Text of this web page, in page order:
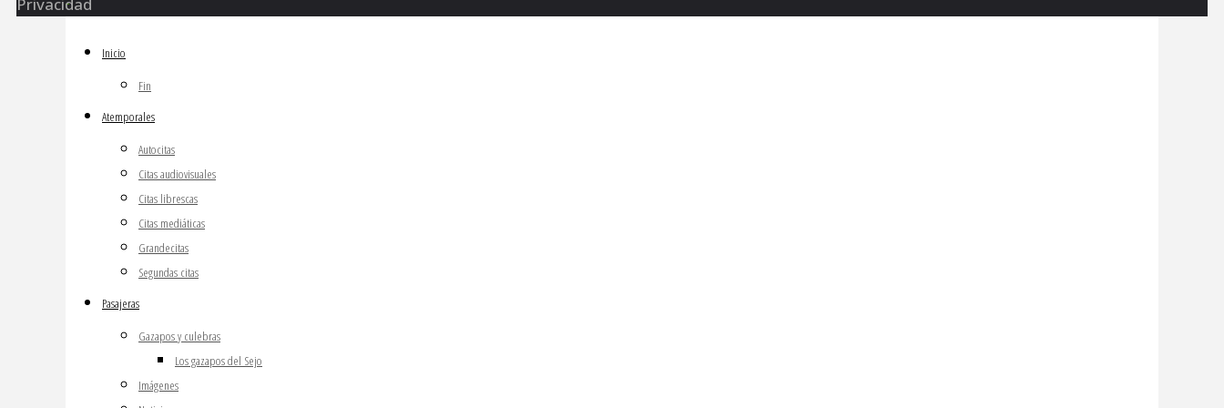
Inicio
Fin
Atemporales
Autocitas
Citas audiovisuales
Citas librescas
Citas mediáticas
Grandecitas
Segundas citas
Pasajeras
Gazapos y culebras
Los gazapos del Sejo
Imágenes